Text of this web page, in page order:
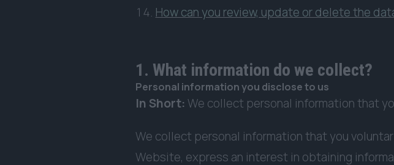
How can you review, update or delete the
1. What information do we collect?
Personal information you disclose to us
In Short:We collect personal information that
We collect personal information that you
Website, express an interest in obtaining